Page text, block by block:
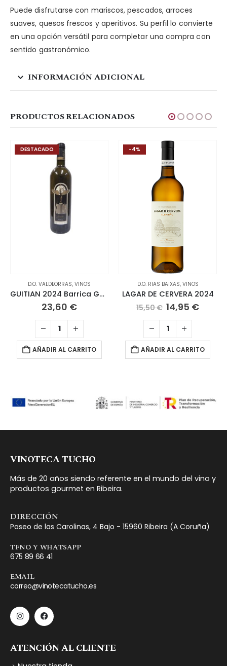
Puede disfrutarse con mariscos, pescados, arroces
suaves, quesos frescos y aperitivos. Su perfil lo convierte
en una opción versátil para completar una compra con
sentido gastronómico.
INFORMACIÓN ADICIONAL
PRODUCTOS RELACIONADOS
DESTACADO
D.O. VALDEORRAS, VINOS
GUITIAN 2024 Barrica Godello
23,60 €
AÑADIR AL CARRITO
-4%
D.O. RIAS BAIXAS, VINOS
LAGAR DE CERVERA 2024
15,50€ El
precio
original
era:
15,50 €.
14,95 €El
14,95
AÑADIR AL CARRITO
VINOTECA TUCHO
Más de 20 años siendo referente en el mundo del vino y
productos gourmet en Ribeira.
DIRECCIÓN
Paseo de las Carolinas, 4 Bajo - 15960 Ribeira (A Coruña)
TFNO Y WHATSAPP
675 89 66 41
EMAIL
correo@vinotecatucho.es
ATENCIÓN AL CLIENTE